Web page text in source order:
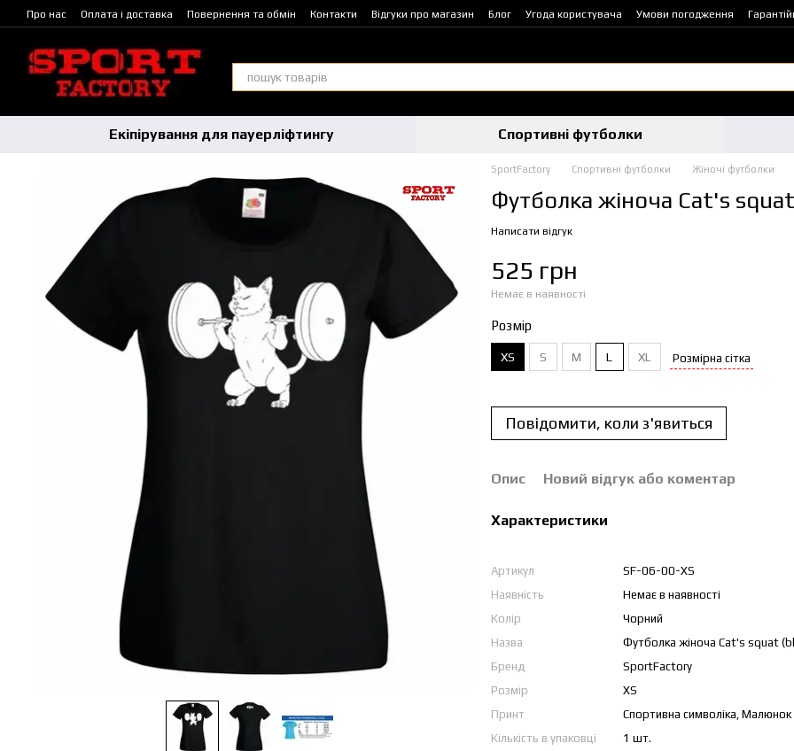
Перейти до основного контенту
Про нас Оплата і доставка Повернення та обмін Контакти Відгуки про магазин Блог Угода користувача Умови погодження
Екіпірування для пауерліфтингу Спортивні футболки
SportFactory Спортивні футболки Жіночі футболки
Футболка жіноча Cat's
Написати відгук
525 грн
Немає в наявності
Розмір
XS S M L XL Розмірна сітка
Повідомити, коли з'явиться
Опис Новий відгук або коментар
Характеристики
Артикул
SF-06-00-XS
Наявність
Немає в наявності
Колір
Чорний
Назва
Футболка жіноча Cat's squat
Бренд
SportFactory
Розмір
XS
Принт
Спортивна символіка, Малюнок
Кількість в упаковці
1 шт.